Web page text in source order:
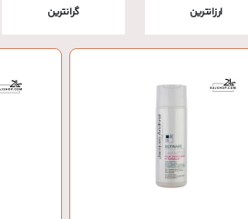
ارزانترین گرانترین